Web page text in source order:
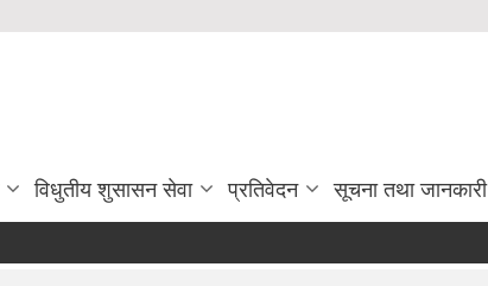
विधुतीय शुसासन सेवा प्रतिवेदन सूचना तथा जानकारी